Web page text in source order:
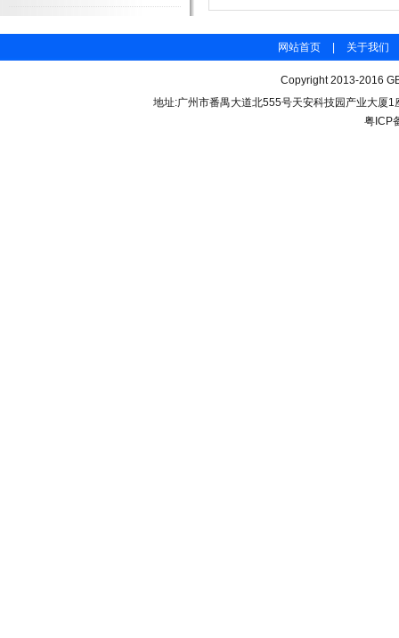
网站首页 关于我们
Copyright 2013-2016
地址:广州市番禺大道北555号天安科技园产业大厦
粤ICP